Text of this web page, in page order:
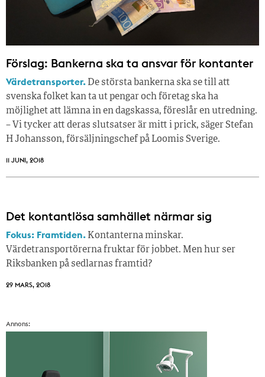
Förslag: Bankerna ska ta ansvar för kontanter
Värdetransporter. De största bankerna ska se till att
svenska folket kan ta ut pengar och företag ska ha
möjlighet att lämna in en dagskassa, föreslår en utredning.
– Vi tycker att deras slutsatser är mitt i prick, säger Stefan
H Johansson, försäljningschef på Loomis Sverige.
11 JUNI, 2018
Det kontantlösa samhället närmar sig
Fokus: Framtiden. Kontanterna minskar.
Värdetransportörerna fruktar för jobbet. Men hur ser
Riksbanken på sedlarnas framtid?
29 MARS, 2018
Annons: